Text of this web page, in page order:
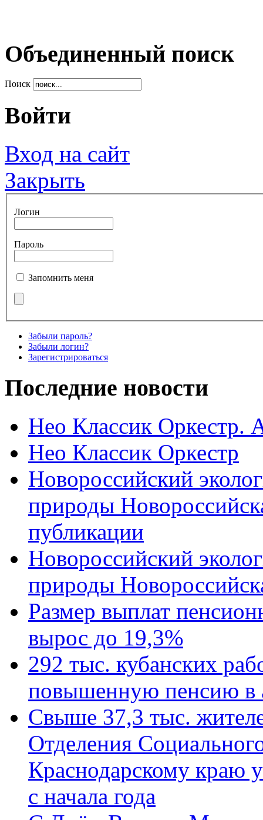
Объединенный поиск
Поиск
Войти
Вход на сайт
Закрыть
Логин
Пароль
Запомнить меня
Забыли пароль?
Забыли логин?
Зарегистрироваться
Последние новости
Нео Классик Оркестр.
Нео Классик Оркестр
Новороссийский
природы
публикации
Новороссийский
природы
Размер выплат
вырос до 19,3%
292 тыс. кубанских
повышенную пенсию в
Свыше 37,3 тыс.
Отделения
Краснодарскому краю
с начала года